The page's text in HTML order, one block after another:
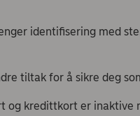
identifisering med
tiltak for å sikre deg
og kredittkort er inaktive